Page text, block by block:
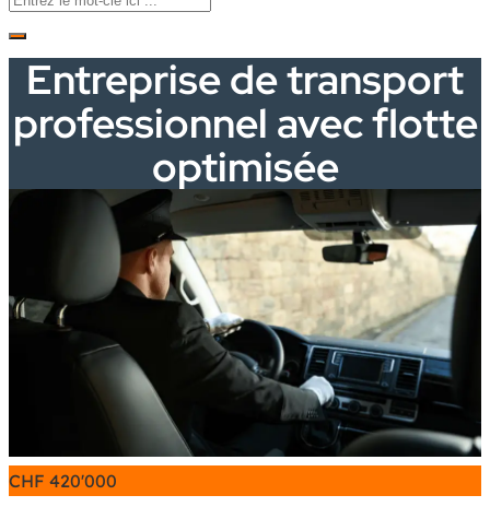
Entreprise de transport
professionnel avec flotte
optimisée
CHF 420'000